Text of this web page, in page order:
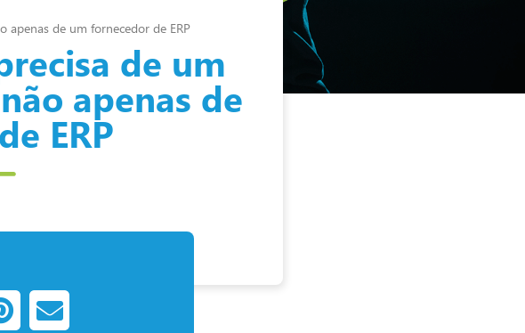
apenas de um fornecedor de ERP
de um
apenas de
ERP